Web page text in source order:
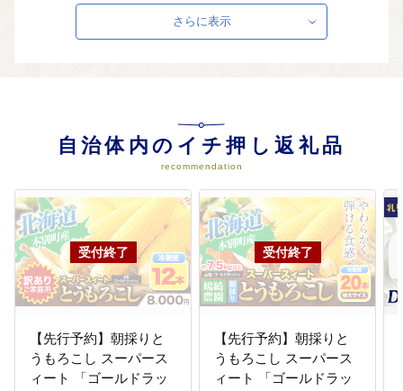
る事業
防災に対する知識の普及や被害を
築に関する事業に活用します。
業
寄付金を有効に使い、子どもたち
えます。
06
商工業と観光の振興に関する事業
地域特性を活かした産業振興を推
進するとともに、地域の新たな活
力源となる新規産業の創出に取り
さらに表示
自治体内のイチ押し返礼品
recommendation
【先行予約】朝採りと
うもろこし スーパース
ィート 「ゴールドラッ
【先行予約】朝採りと
うもろこし スーパース
ィート 「ゴールドラッ